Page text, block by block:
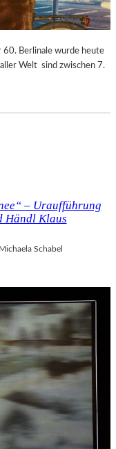
60. Berlinale wurde heute
Welt sind zwischen 7.
– Uraufführung
Händl Klaus
Michaela Schabel